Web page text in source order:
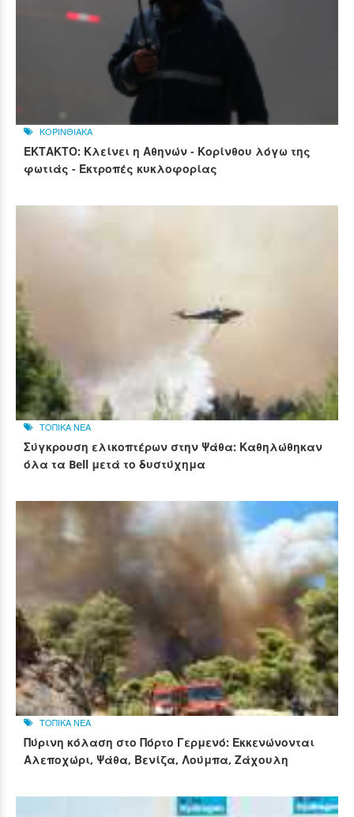
ΚΟΡΙΝΘΙΑΚΑ
ΕΚΤΑΚΤΟ: Κλείνει η Αθηνών - Κορίνθου λόγω της
φωτιάς - Εκτροπές κυκλοφορίας
ΤΟΠΙΚΑ ΝΕΑ
Σύγκρουση ελικοπτέρων στην Ψάθα: Καθηλώθηκαν
όλα τα Bell μετά το δυστύχημα
ΤΟΠΙΚΑ ΝΕΑ
Πύρινη κόλαση στο Πόρτο Γερμενό: Εκκενώνονται
Αλεποχώρι, Ψάθα, Βενίζα, Λούμπα, Ζάχουλη